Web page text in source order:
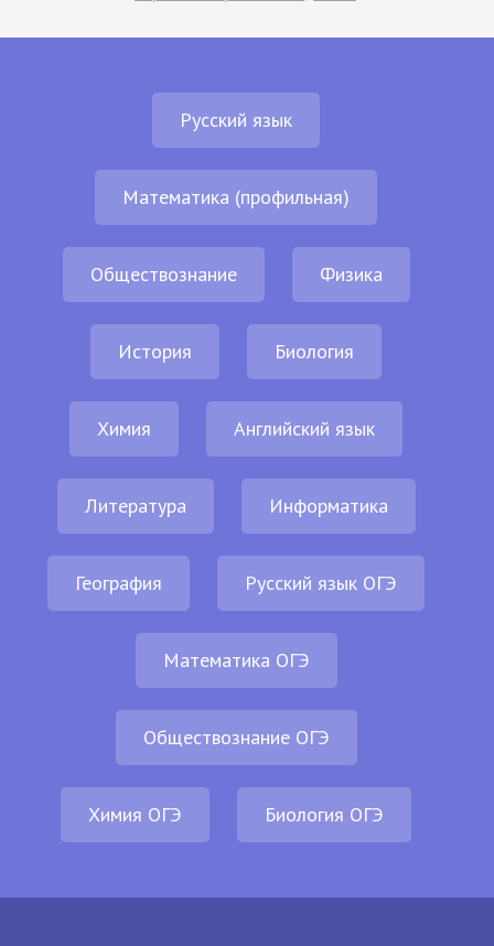
Русский язык
Математика (профильная)
Обществознание Физика
История Биология
Химия Английский язык
Литература Информатика
География Русский язык ОГЭ
Математика ОГЭ
Обществознание ОГЭ
Химия ОГЭ Биология ОГЭ